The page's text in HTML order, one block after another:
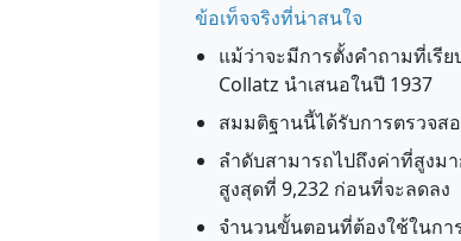
ข้อเท็จจริงที่น่าสนใจ
แม้ว่าจะมีการตั้งคำถามที่เรี
Collatz นำเสนอในปี 1937
สมมติฐานนี้ได้รับการตรวจส
ลำดับสามารถไปถึงค่าที่สูงม
สูงสุดที่ 9,232 ก่อนที่จะลดลง
จำนวนขั้นตอนที่ต้องใช้ในกา